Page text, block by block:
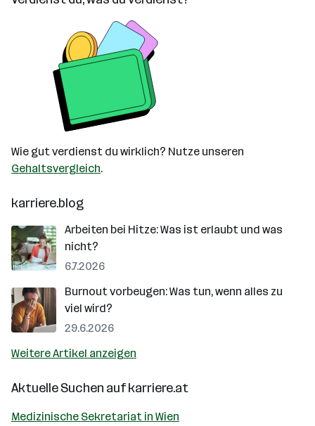
Wie gut verdienst du wirklich? Nutze unseren
Gehaltsvergleich.
karriere.blog
Arbeiten bei Hitze: Was ist erlaubt und was
nicht?
6.7.2026
Burnout vorbeugen: Was tun, wenn alles zu
viel wird?
29.6.2026
Weitere Artikel anzeigen
Aktuelle Suchen aufkarriere.at
Medizinische Sekretariat in Wien